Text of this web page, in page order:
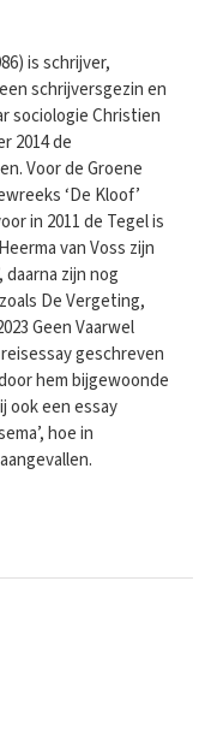
is schrijver,
schrijversgezin en
sociologie Christien
2014 de
Voor de Groene
‘De Kloof’
in 2011 de Tegel is
van Voss zijn
zijn nog
De Vergeting,
Geen Vaarwel
geschreven
hem bijgewoonde
ook een essay
hoe in